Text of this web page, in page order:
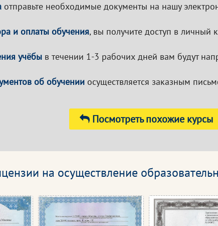
отправьте необходимые документы на нашу
и оплаты обучения, вы получите доступ в личный
учёбы в течении 1-3 рабочих дней вам будут
об обучении осуществляется заказным
Посмотреть похожие курсы
на осуществление